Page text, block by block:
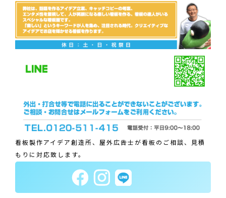
看板製作アイデア創造所、屋外広告士が看板のご相談、見積
もりに対応致します。